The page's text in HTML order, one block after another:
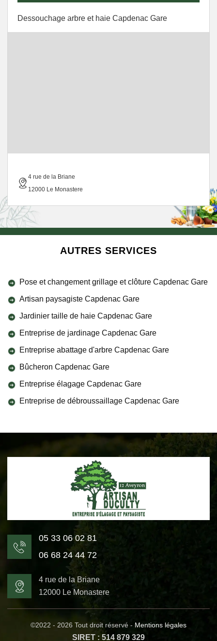
Dessouchage arbre et haie Capdenac Gare
4 rue de la Briane
12000 Le Monastere
AUTRES SERVICES
Pose et changement grillage et clôture Capdenac Gare
Artisan paysagiste Capdenac Gare
Jardinier taille de haie Capdenac Gare
Entreprise de jardinage Capdenac Gare
Entreprise abattage d'arbre Capdenac Gare
Bûcheron Capdenac Gare
Entreprise élagage Capdenac Gare
Entreprise de débroussaillage Capdenac Gare
05 33 06 02 81
06 68 24 44 72
4 rue de la Briane
12000 Le Monastere
©2022 - 2026 Tout droit réservé - Mentions légales
SIRET : 514 879 329